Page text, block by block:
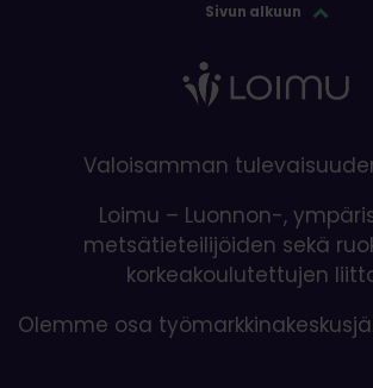
Sivun alkuun
Valoisamman
Loimu – Luonnon-,
metsätieteilijöiden sekä
korkeakoulutettujen
Olemme osa